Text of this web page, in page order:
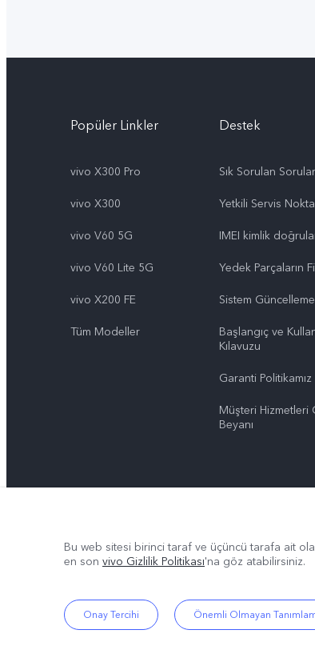
Popüler Linkler
vivo X300 Pro
vivo X300
vivo V60 5G
vivo V60 Lite 5G
vivo X200 FE
Tüm Modeller
Destek
Sık Sorulan Sorular
Yetkili Servis
IMEI kimlik
Yedek Parçaların
Sistem
Başlangıç ve
Kılavuzu
Garanti Politikamız
Müşteri Hizmetleri
Beyanı
Bu web sitesi birinci taraf ve üçüncü tarafa ait
en son vivo Gizlilik Politikası'na göz atabilirsiniz.
Onay Tercihi Önemli Olmayan